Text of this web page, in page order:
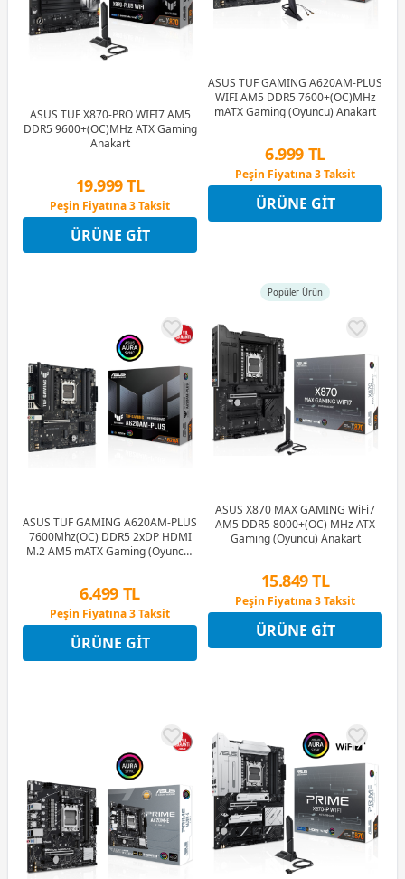
ASUS TUF X870-PRO WIFI7 AM5
DDR5 9600+(OC)MHz ATX Gaming
Anakart
19.999 TL
Peşin Fiyatına 3 Taksit
12 Ay x 2.353 TL taksitle
Peşin Fiyatına 3 Taksit
ÜRÜNE GIT
ASUS TUF GAMING A620AM-PLUS
WIFI AM5 DDR5 7600+(OC)MHz
mATX Gaming (Oyuncu) Anakart
6.999 TL
Peşin Fiyatına 3 Taksit
12 Ay x 823 TL taksitle
Peşin Fiyatına 3 Taksit
ÜRÜNE GIT
ASUS TUF GAMING A620AM-PLUS
7600Mhz(OC) DDR5 2xDP HDMI
M.2 AM5 mATX Gaming (Oyuncu)
6.499 TL
Peşin Fiyatına 3 Taksit
12 Ay x 765 TL taksitle
Peşin Fiyatına 3 Taksit
ÜRÜNE GIT
Popüler Ürün
ASUS X870 MAX GAMING WiFi7
AM5 DDR5 8000+(OC) MHz ATX
Gaming (Oyuncu) Anakart
15.849 TL
Peşin Fiyatına 3 Taksit
12 Ay x 1.864 TL taksitle
Peşin Fiyatına 3 Taksit
ÜRÜNE GIT